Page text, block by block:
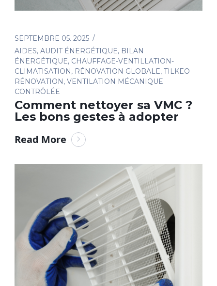
SEPTEMBRE 05. 2025
AIDES, AUDIT ÉNERGÉTIQUE, BILAN
ÉNERGÉTIQUE, CHAUFFAGE-VENTILLATION-
CLIMATISATION, RÉNOVATION GLOBALE, TILKEO
RÉNOVATION, VENTILATION MÉCANIQUE
CONTRÔLÉE
Comment nettoyer sa VMC ?
Les bons gestes à adopter
Read More